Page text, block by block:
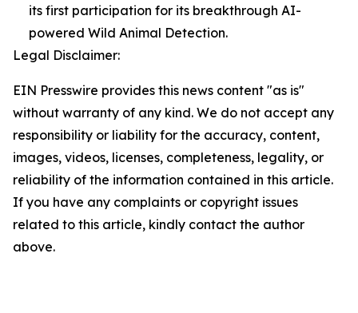
its first participation for its breakthrough AI-
powered Wild Animal Detection.
Legal Disclaimer:
EIN Presswire provides this news content "as is"
without warranty of any kind. We do not accept any
responsibility or liability for the accuracy, content,
images, videos, licenses, completeness, legality, or
reliability of the information contained in this article.
If you have any complaints or copyright issues
related to this article, kindly contact the author
above.